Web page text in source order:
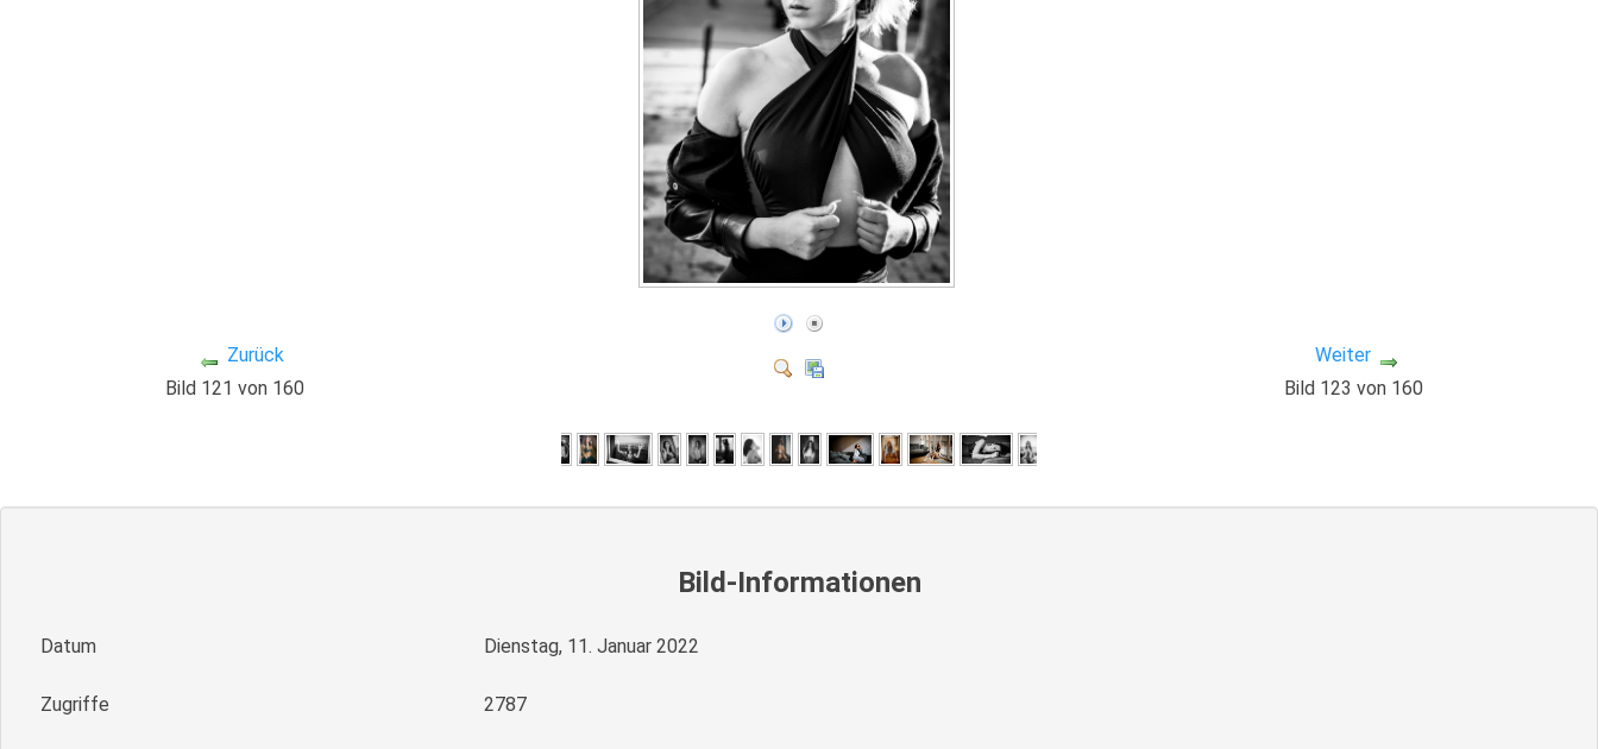
Zurück
Bild 121 von 160
Weiter
Bild 123 von 160
Bild-Informationen
Datum Dienstag, 11. Januar 2022
Zugriffe 2787